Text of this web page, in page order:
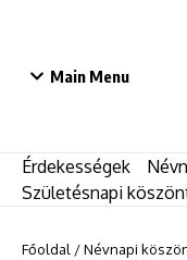
Main Menu
Érdekességek
Születésnapi
Főoldal /Névnapi